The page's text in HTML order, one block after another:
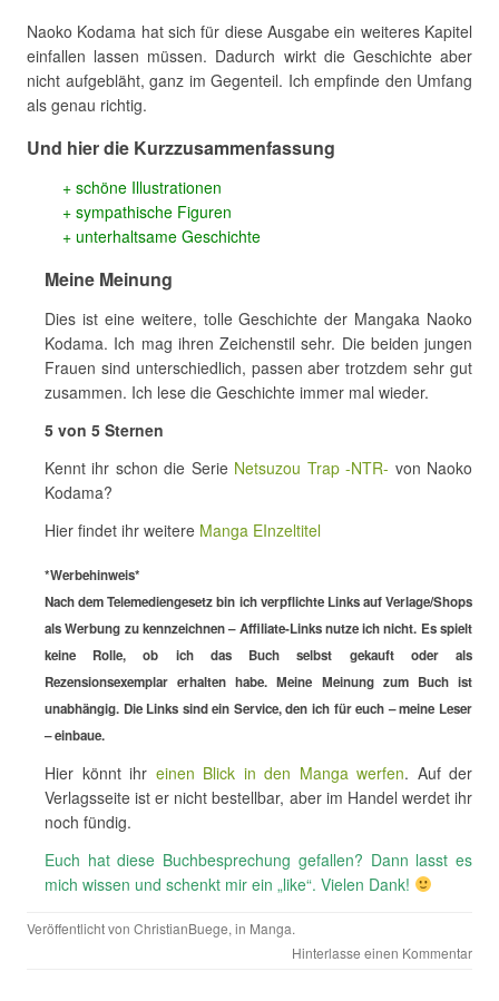
Naoko Kodama hat sich für diese Ausgabe ein weiteres Kapitel
einfallen lassen müssen. Dadurch wirkt die Geschichte aber
nicht aufgebläht, ganz im Gegenteil. Ich empfinde den Umfang
als genau richtig.
Und hier die Kurzzusammenfassung
schöne Illustrationen
sympathische Figuren
unterhaltsame Geschichte
Meine Meinung
Dies ist eine weitere, tolle Geschichte der Mangaka Naoko
Kodama. Ich mag ihren Zeichenstil sehr. Die beiden jungen
Frauen sind unterschiedlich, passen aber trotzdem sehr gut
zusammen. Ich lese die Geschichte immer mal wieder.
5 von 5 Sternen
Kennt ihr schon die Serie Netsuzou Trap -NTR- von Naoko
Kodama?
Hier findet ihr weitere Manga EInzeltitel
*Werbehinweis*
Nach dem Telemediengesetz bin ich verpflichte Links auf Verlage/Shops
als Werbung zu kennzeichnen – Affiliate-Links nutze ich nicht. Es spielt
keine Rolle, ob ich das Buch selbst gekauft oder als
Rezensionsexemplar erhalten habe. Meine Meinung zum Buch ist
unabhängig. Die Links sind ein Service, den ich für euch – meine Leser
– einbaue.
Hier könnt ihr einen Blick in den Manga werfen. Auf der
Verlagsseite ist er nicht bestellbar, aber im Handel werdet ihr
noch fündig.
Euch hat diese Buchbesprechung gefallen? Dann lasst es
mich wissen und schenkt mir ein „like“. Vielen Dank!
Veröffentlicht von ChristianBuege, in Manga.
Hinterlasse einen Kommentar